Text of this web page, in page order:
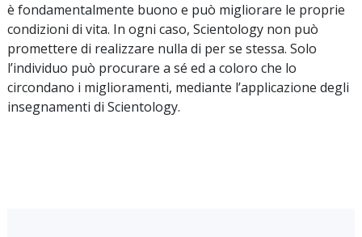
è fondamentalmente buono e può migliorare le proprie
condizioni di vita. In ogni caso, Scientology non può
promettere di realizzare nulla di per se stessa. Solo
l’individuo può procurare a sé ed a coloro che lo
circondano i miglioramenti, mediante l’applicazione degli
insegnamenti di Scientology.